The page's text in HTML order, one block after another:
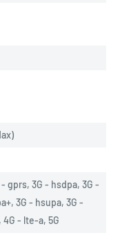
gprs, 3G - hsdpa, 3G -
3G - hsupa, 3G -
- lte-a, 5G